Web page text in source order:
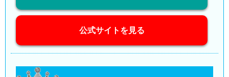
公式サイトを見る